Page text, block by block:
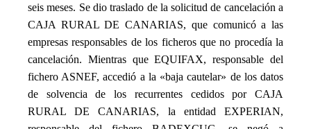
seis meses. Se dio traslado de la solicitud de cancelación a
CAJA RURAL DE CANARIAS, que comunicó a las
empresas responsables de los ficheros que no procedía la
cancelación. Mientras que EQUIFAX, responsable del
fichero ASNEF, accedió a la «baja cautelar» de los datos
de solvencia de los recurrentes cedidos por CAJA
RURAL DE CANARIAS, la entidad EXPERIAN,